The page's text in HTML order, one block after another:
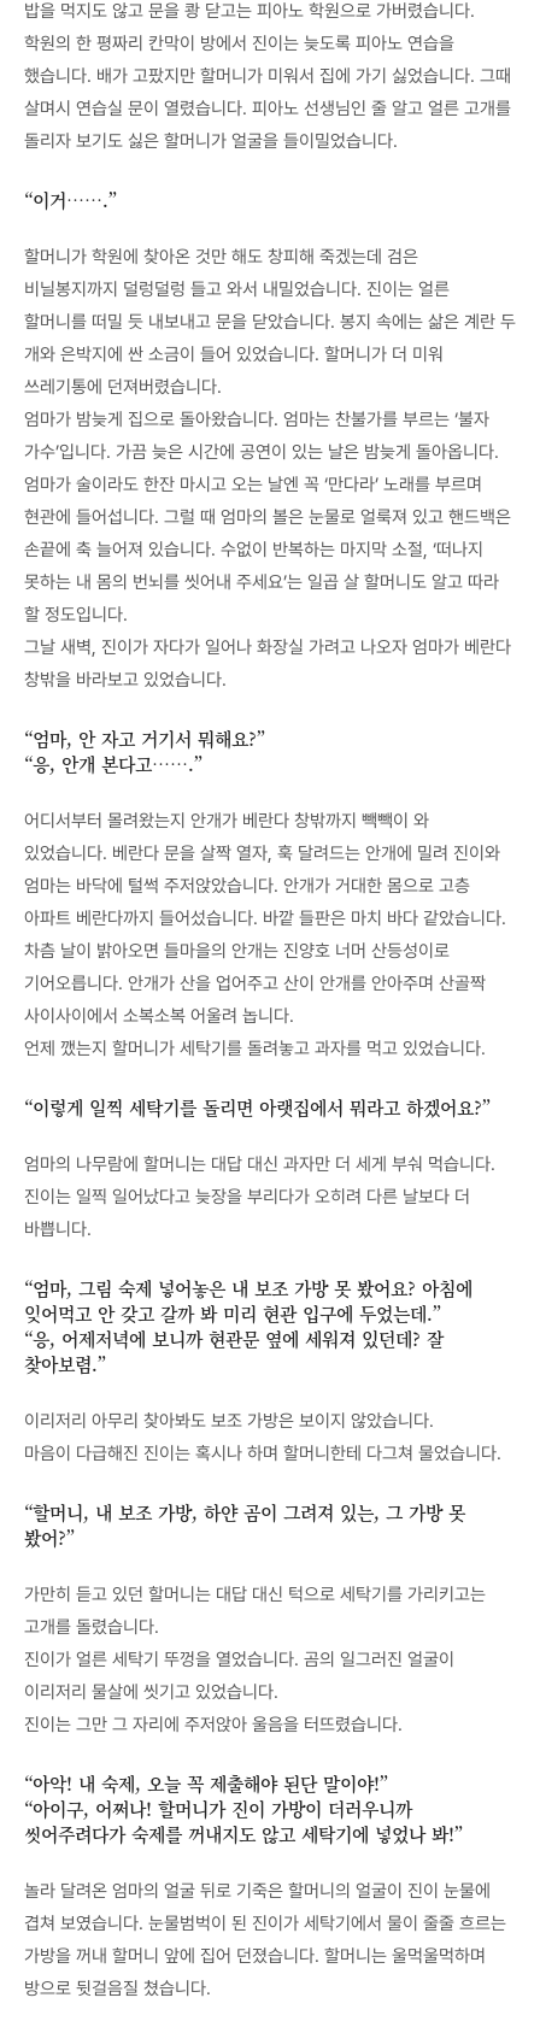
밥을 먹지도 않고 문을 쾅 닫고는 피아노 학원으로 가버렸습니다.
학원의 한 평짜리 칸막이 방에서 진이는 늦도록 피아노 연습을
했습니다. 배가 고팠지만 할머니가 미워서 집에 가기 싫었습니다. 그때
살며시 연습실 문이 열렸습니다. 피아노 선생님인 줄 알고 얼른 고개를
돌리자 보기도 싫은 할머니가 얼굴을 들이밀었습니다.
“이거…….”
할머니가 학원에 찾아온 것만 해도 창피해 죽겠는데 검은
비닐봉지까지 덜렁덜렁 들고 와서 내밀었습니다. 진이는 얼른
할머니를 떠밀 듯 내보내고 문을 닫았습니다. 봉지 속에는 삶은 계란 두
개와 은박지에 싼 소금이 들어 있었습니다. 할머니가 더 미워
쓰레기통에 던져버렸습니다.
엄마가 밤늦게 집으로 돌아왔습니다. 엄마는 찬불가를 부르는 ‘불자
가수’입니다. 가끔 늦은 시간에 공연이 있는 날은 밤늦게 돌아옵니다.
엄마가 술이라도 한잔 마시고 오는 날엔 꼭 ‘만다라’ 노래를 부르며
현관에 들어섭니다. 그럴 때 엄마의 볼은 눈물로 얼룩져 있고 핸드백은
손끝에 축 늘어져 있습니다. 수없이 반복하는 마지막 소절, ‘떠나지
못하는 내 몸의 번뇌를 씻어내 주세요’는 일곱 살 할머니도 알고 따라
할 정도입니다.
그날 새벽, 진이가 자다가 일어나 화장실 가려고 나오자 엄마가 베란다
창밖을 바라보고 있었습니다.
“엄마, 안 자고 거기서 뭐해요?”
“응, 안개 본다고…….”
어디서부터 몰려왔는지 안개가 베란다 창밖까지 빽빽이 와
있었습니다. 베란다 문을 살짝 열자, 훅 달려드는 안개에 밀려 진이와
엄마는 바닥에 털썩 주저앉았습니다. 안개가 거대한 몸으로 고층
아파트 베란다까지 들어섰습니다. 바깥 들판은 마치 바다 같았습니다.
차츰 날이 밝아오면 들마을의 안개는 진양호 너머 산등성이로
기어오릅니다. 안개가 산을 업어주고 산이 안개를 안아주며 산골짝
사이사이에서 소복소복 어울려 놉니다.
언제 깼는지 할머니가 세탁기를 돌려놓고 과자를 먹고 있었습니다.
“이렇게 일찍 세탁기를 돌리면 아랫집에서 뭐라고 하겠어요?”
엄마의 나무람에 할머니는 대답 대신 과자만 더 세게 부숴 먹습니다.
진이는 일찍 일어났다고 늦장을 부리다가 오히려 다른 날보다 더
바쁩니다.
“엄마, 그림 숙제 넣어놓은 내 보조 가방 못 봤어요? 아침에
잊어먹고 안 갖고 갈까 봐 미리 현관 입구에 두었는데.”
“응, 어제저녁에 보니까 현관문 옆에 세워져 있던데? 잘
찾아보렴.”
이리저리 아무리 찾아봐도 보조 가방은 보이지 않았습니다.
마음이 다급해진 진이는 혹시나 하며 할머니한테 다그쳐 물었습니다.
“할머니, 내 보조 가방, 하얀 곰이 그려져 있는, 그 가방 못
봤어?”
가만히 듣고 있던 할머니는 대답 대신 턱으로 세탁기를 가리키고는
고개를 돌렸습니다.
진이가 얼른 세탁기 뚜껑을 열었습니다. 곰의 일그러진 얼굴이
이리저리 물살에 씻기고 있었습니다.
진이는 그만 그 자리에 주저앉아 울음을 터뜨렸습니다.
“아악! 내 숙제, 오늘 꼭 제출해야 된단 말이야!”
“아이구, 어쩌나! 할머니가 진이 가방이 더러우니까
씻어주려다가 숙제를 꺼내지도 않고 세탁기에 넣었나 봐!”
놀라 달려온 엄마의 얼굴 뒤로 기죽은 할머니의 얼굴이 진이 눈물에
겹쳐 보였습니다. 눈물범벅이 된 진이가 세탁기에서 물이 줄줄 흐르는
가방을 꺼내 할머니 앞에 집어 던졌습니다. 할머니는 울먹울먹하며
방으로 뒷걸음질 쳤습니다.